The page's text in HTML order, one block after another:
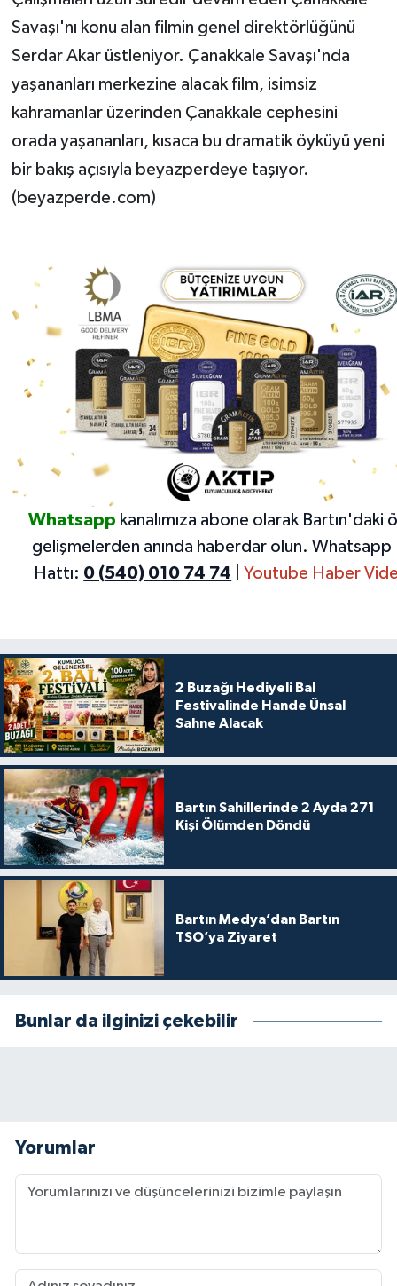
Savaşı'nı konu alan filmin genel direktörlüğünü
Serdar Akar üstleniyor. Çanakkale Savaşı'nda
yaşananları merkezine alacak film, isimsiz
kahramanlar üzerinden Çanakkale cephesini
orada yaşananları, kısaca bu dramatik öyküyü yeni
bir bakış açısıyla beyazperdeye taşıyor.
(beyazperde.com)
Whatsapp kanalımıza abone olarak Bartın'daki
gelişmelerden anında haberdar olun. Whatsapp
Hattı: 0 (540) 010 74 74 Youtube Haber
2 Buzağı Hediyeli Bal
Festivalinde Hande Ünsal
Sahne Alacak
Bartın Sahillerinde 2 Ayda 271
Kişi Ölümden Döndü
Bartın Medya’dan Bartın
TSO’ya Ziyaret
Bunlar da ilginizi çekebilir
Yorumlar